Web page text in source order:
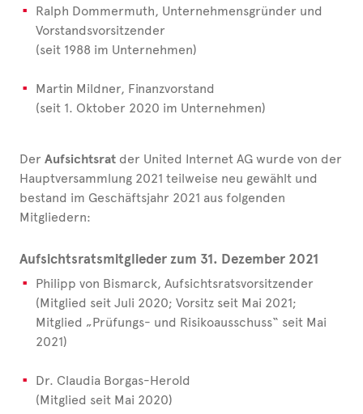
Ralph Dommermuth, Unternehmensgründer und
Vorstandsvorsitzender
(seit 1988 im Unternehmen)
Martin Mildner, Finanzvorstand
(seit 1. Oktober 2020 im Unternehmen)
Der Aufsichtsrat der United Internet AG wurde von der
Hauptversammlung 2021 teilweise neu gewählt und
bestand im Geschäftsjahr 2021 aus folgenden
Mitgliedern:
Aufsichtsratsmitglieder zum 31. Dezember 2021
Philipp von Bismarck, Aufsichtsratsvorsitzender
(Mitglied seit Juli 2020; Vorsitz seit Mai 2021;
Mitglied „Prüfungs- und Risikoausschuss“ seit Mai
2021)
Dr. Claudia Borgas-Herold
(Mitglied seit Mai 2020)